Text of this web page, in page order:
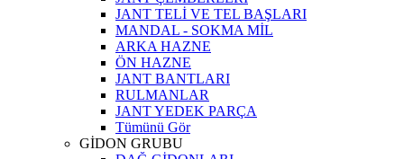
JANT TELİ VE TEL BAŞLARI
MANDAL - SOKMA MİL
ARKA HAZNE
ÖN HAZNE
JANT BANTLARI
RULMANLAR
JANT YEDEK PARÇA
Tümünü Gör
GİDON GRUBU